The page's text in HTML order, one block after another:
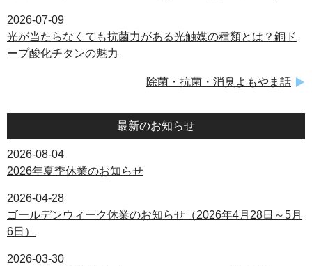
2026-07-09
光が当たらなくても抗菌力がある光触媒の種類とは？銅ド
ープ酸化チタンの魅力
除菌・抗菌・消臭よもやま話
最新のお知らせ
2026-08-04
2026年夏季休業のお知らせ
2026-04-28
ゴールデンウィーク休業のお知らせ（2026年4月28日～5月
6日）
2026-03-30